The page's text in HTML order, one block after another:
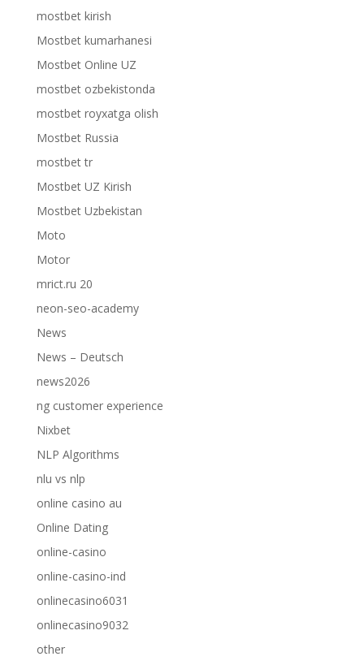
mostbet kirish
Mostbet kumarhanesi
Mostbet Online UZ
mostbet ozbekistonda
mostbet royxatga olish
Mostbet Russia
mostbet tr
Mostbet UZ Kirish
Mostbet Uzbekistan
Moto
Motor
mrict.ru 20
neon-seo-academy
News
News – Deutsch
news2026
ng customer experience
Nixbet
NLP Algorithms
nlu vs nlp
online casino au
Online Dating
online-casino
online-casino-ind
onlinecasino6031
onlinecasino9032
other